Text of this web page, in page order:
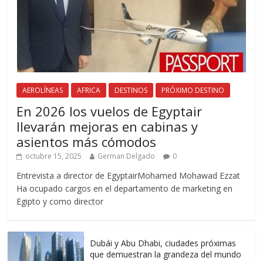
AEROLÍNEAS AFRICA DESTINOS PRÓXIMO DESTINO
En 2026 los vuelos de Egyptair
llevarán mejoras en cabinas y
asientos más cómodos
octubre 15, 2025 German Delgado 0
Entrevista a director de EgyptairMohamed Mohawad Ezzat
Ha ocupado cargos en el departamento de marketing en
Egipto y como director
Dubái y Abu Dhabi, ciudades próximas
que demuestran la grandeza del mundo